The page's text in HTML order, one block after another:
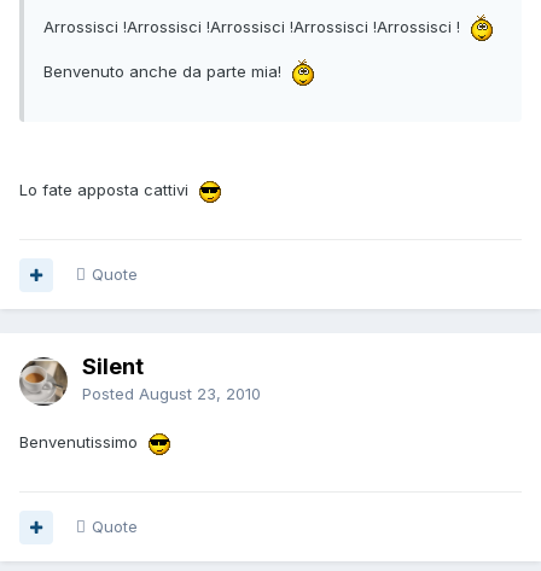
Arrossisci !Arrossisci !Arrossisci !Arrossisci !Arrossisci !
Benvenuto anche da parte mia!
Lo fate apposta cattivi
Quote
Silent
Posted August 23, 2010
Benvenutissimo
Quote